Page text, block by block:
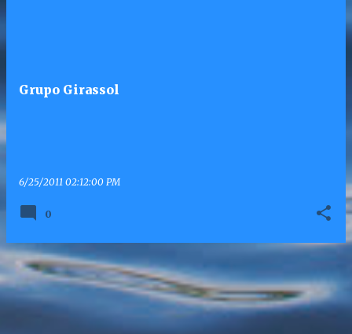
Grupo Girassol
6/25/2011 02:12:00 PM
0